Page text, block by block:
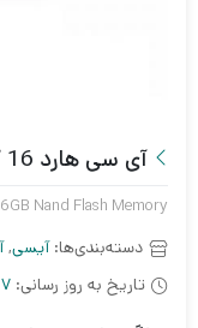
آی سی هارد 16 گیگ آیفون 5s تا 6Plus
Nand Flash Memory
دسته‌بندی‌ها:آیسی,
تاریخ به روز رسانی: 17